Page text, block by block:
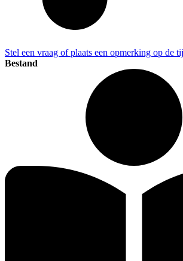
Stel een vraag of plaats een opmerking op de
Bestand